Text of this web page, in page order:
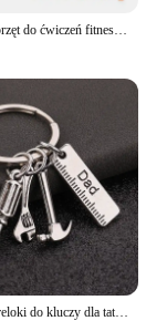
sets
workouts.
their
them
Whether
these sets
offering
to your
Przenośny sprzęt do ćwiczeń fitness Gumowe taśmy oporowe Joga Siłownia Elastyczna siła dziąseł Pilates Crossfit Kobiety Sporty wagi
Eleganckie breloki do kluczy dla taty Prezent na Dzień Ojca Mini młotek ze stopu cynku Śrubokręt Zestaw narzędzi Wisiorek na klucze Pierścień na klucze